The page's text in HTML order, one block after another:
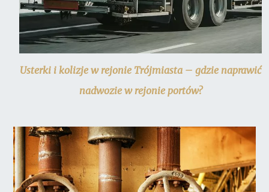
Usterki i kolizje w rejonie Trójmiasta – gdzie naprawić
nadwozie w rejonie portów?